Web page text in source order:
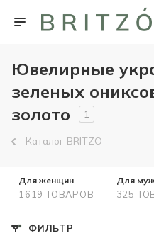
Ювелирные
зеленых
золото
1
Каталог BRITZO
Для женщин
1619 ТОВАРОВ
Для
325
ФИЛЬТР